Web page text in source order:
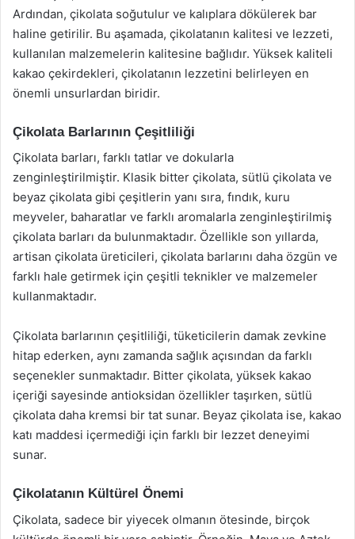
Ardından, çikolata soğutulur ve kalıplara dökülerek bar
haline getirilir. Bu aşamada, çikolatanın kalitesi ve lezzeti,
kullanılan malzemelerin kalitesine bağlıdır. Yüksek kaliteli
kakao çekirdekleri, çikolatanın lezzetini belirleyen en
önemli unsurlardan biridir.
Çikolata Barlarının Çeşitliliği
Çikolata barları, farklı tatlar ve dokularla
zenginleştirilmiştir. Klasik bitter çikolata, sütlü çikolata ve
beyaz çikolata gibi çeşitlerin yanı sıra, fındık, kuru
meyveler, baharatlar ve farklı aromalarla zenginleştirilmiş
çikolata barları da bulunmaktadır. Özellikle son yıllarda,
artisan çikolata üreticileri, çikolata barlarını daha özgün ve
farklı hale getirmek için çeşitli teknikler ve malzemeler
kullanmaktadır.
Çikolata barlarının çeşitliliği, tüketicilerin damak zevkine
hitap ederken, aynı zamanda sağlık açısından da farklı
seçenekler sunmaktadır. Bitter çikolata, yüksek kakao
içeriği sayesinde antioksidan özellikler taşırken, sütlü
çikolata daha kremsi bir tat sunar. Beyaz çikolata ise, kakao
katı maddesi içermediği için farklı bir lezzet deneyimi
sunar.
Çikolatanın Kültürel Önemi
Çikolata, sadece bir yiyecek olmanın ötesinde, birçok